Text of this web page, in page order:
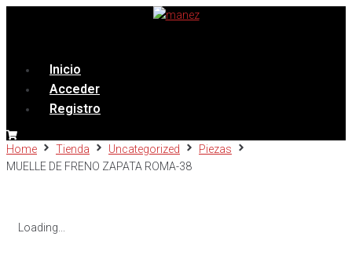
Inicio
Acceder
Registro
Home Tienda Uncategorized
Piezas
MUELLE DE FRENO ZAPATA ROMA-38
Loading...